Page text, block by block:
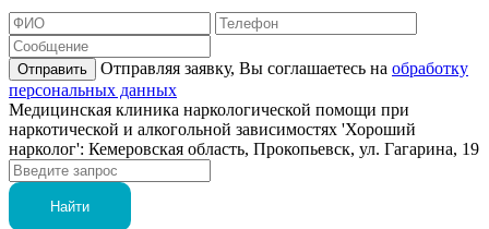
Отправить Отправляя заявку, Вы соглашаетесь на обработку
персональных данных
Медицинская клиника наркологической помощи при
наркотической и алкогольной зависимостях 'Хороший
нарколог': Кемеровская область, Прокопьевск, ул. Гагарина, 19